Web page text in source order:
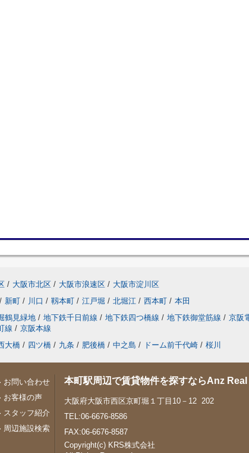
/ 大阪市北区 / 大阪市浪速区 / 大阪市淀川区
/ 新町 / 川口 / 靱本町 / 江戸堀 / 北堀江 / 西本町 / 本田
鶴見緑地 / 地下鉄千日前線 / 地下鉄四つ橋線 / 地下鉄御堂筋線 / 京阪
線 / 京阪本線
大橋 / 四ツ橋 / 九条 / 肥後橋 / 中之島 / ドーム前千代崎 / 桜川
お問い合わせ
お客様の声
スタッフ紹介
周辺施設検索
本町駅周辺で賃貸物件を探すならAnz
大阪府大阪市西区京町堀１丁目10－12 202
TEL:06-6676-8586
FAX:06-6676-8587
Copyright(c) KRS株式会社